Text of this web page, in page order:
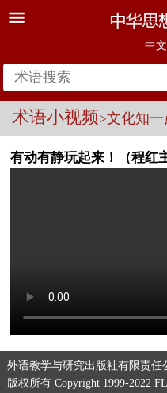
中文
术语小视频>文化知一
有动有静玩起来！（程红
外语教学与研究出版社有限责任
版权所有 Copyright 1999-2022